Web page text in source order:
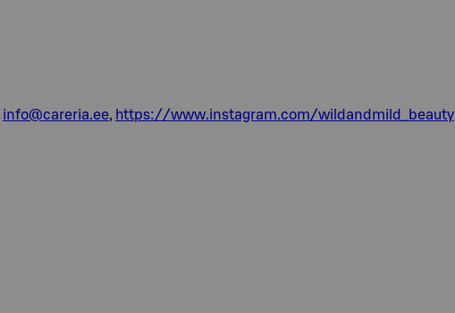
info@careria.ee, https://www.instagram.com/wildandmild_beauty